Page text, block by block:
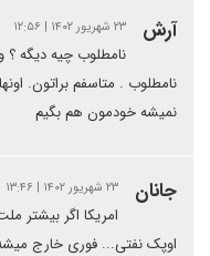
آرش ۲۳ شهریور ۱۴۰۲ | ۱۲:۵۶
نامطلوب چیه دیگه ؟
نامطلوب . متاسفم براتون.
نمیشه خودمون هم بگیم
جانان ۲۳ شهریور ۱۴۰۲ | ۱۳:۴۶
امریکا اگر بیشتر
اوپک نفتی... فوری خارج